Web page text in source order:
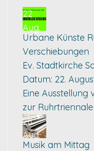
22
Aug.
Urbane Künste
Verschiebungen
Ev. Stadtkirche
Datum: 22.
Eine Ausstellung
zur
28
Aug.
Musik am Mittag